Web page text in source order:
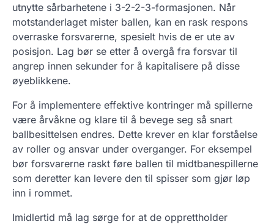
utnytte sårbarhetene i 3-2-2-3-formasjonen. Når
motstanderlaget mister ballen, kan en rask respons
overraske forsvarerne, spesielt hvis de er ute av
posisjon. Lag bør se etter å overgå fra forsvar til
angrep innen sekunder for å kapitalisere på disse
øyeblikkene.
For å implementere effektive kontringer må spillerne
være årvåkne og klare til å bevege seg så snart
ballbesittelsen endres. Dette krever en klar forståelse
av roller og ansvar under overganger. For eksempel
bør forsvarerne raskt føre ballen til midtbanespillerne
som deretter kan levere den til spisser som gjør løp
inn i rommet.
Imidlertid må lag sørge for at de opprettholder